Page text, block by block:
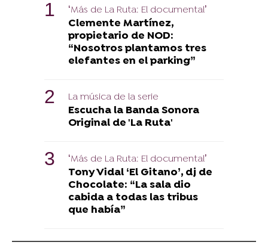
‘Más de La Ruta: El documental’
Clemente Martínez,
propietario de NOD:
“Nosotros plantamos tres
elefantes en el parking”
La música de la serie
Escucha la Banda Sonora
Original de 'La Ruta'
‘Más de La Ruta: El documental’
Tony Vidal ‘El Gitano’, dj de
Chocolate: “La sala dio
cabida a todas las tribus
que había”